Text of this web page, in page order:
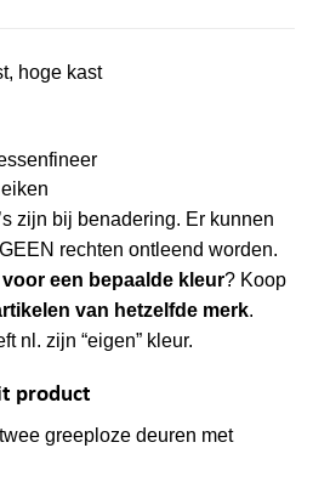
hoge kast
zijn bij benadering. Er kunnen
rechten ontleend worden.
een bepaalde kleur? Koop
van hetzelfde merk.
nl. zijn “eigen” kleur.
product
greeploze deuren met